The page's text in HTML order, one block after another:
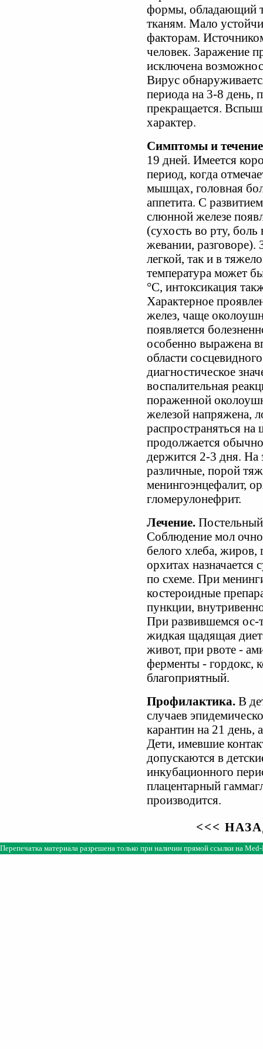
формы, обладающий
тканям. Мало
факторам.
человек. Заражение
исключена
Вирус
периода на 3-8 день,
прекращается.
характер.
Симптомы и
19 дней. Имеется
период, когда
мышцах, головная
аппетита. С
слюнной железе
(сухость во рту,
жевании, разговоре).
легкой, так и в
температура может
°С, интоксикация
Характерное
желез, чаще
появляется
особенно выражена
области
диагностическое
воспалительная
пораженной
железой напряжена,
распространяться
продолжается
держится 2-3 дня. На
различные, порой
менингоэнцефалит,
гломерулонефрит.
Лечение.
Соблюдение мол
белого хлеба, жиров,
орхитах назначается
по схеме. При
костероидные
пункции,
При развившемся ос-
жидкая щадящая
живот, при рвоте -
ферменты - гордокс,
благоприятный.
Профилактика. В
случаев
карантин на 21 день,
Дети, имевшие
допускаются в
инкубационного
плацентарный
производится.
<<<
Перепечатка материала разрешена только при наличии прямой ссылки на